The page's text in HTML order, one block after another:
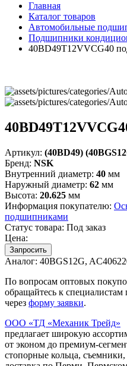
Главная
Каталог товаров
Автомобильные
Подшипники
40BD49T12VVCG40
Артикул: (40BD49)
Бренд: NSK
Внутренний диаметр: 40 мм
Наружный диаметр: 62 мм
Высота: 20.625 мм
Информация покупателю:
подшипниками
Статус товара: Под заказ
Цена:
Запросить
Аналог: 40BGS12G,
По вопросам оптовых
обращайтесь к специалистам
через форму заявки.
ООО «ТД «Механик Трейд»
предлагает широкую
от эконом до премиум-
стопорные кольца,